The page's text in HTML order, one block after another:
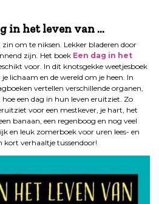
in het leven van …
om te niksen. Lekker bladeren door
zijn. Het boek Een dag in het
voor. In dit knotsgekke weetjesboek
lichaam en de wereld om je heen. In
vertellen verschillende organen,
een dag in hun leven eruitziet. Zo
voor een mestkever, je hart, het
banaan, een regenboog en nog veel
en leuk zomerboek voor uren lees- en
kort verhaaltje tussendoor!